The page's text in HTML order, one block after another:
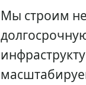
Мы строим